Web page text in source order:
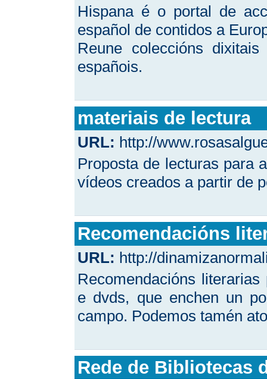
Hispana é o portal de
español de contidos a
Reune coleccións
españois.
materiais de lectura
URL: http://
Proposta de lecturas para
vídeos creados a partir de
Recomendacións
URL: http://
Recomendacións
e dvds, que enchen un
campo. Podemos tamén
Rede de Bibliotecas